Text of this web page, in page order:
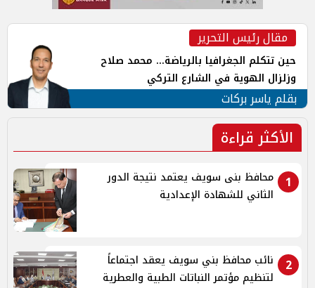
مقال رئيس التحرير
حين تتكلم الجغرافيا بالرياضة... محمد صلاح
وزلزال الهوية في الشارع التركي
بقلم ياسر بركات
الأكثر قراءة
1
محافظ بنى سويف يعتمد نتيجة الدور
الثاني للشهادة الإعدادية
2
نائب محافظ بني سويف يعقد اجتماعاً
لتنظيم مؤتمر النباتات الطبية والعطرية